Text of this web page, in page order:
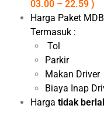
03.00 – 22.59 )
Harga Paket
Termasuk :
Tol
Parkir
Makan Driver
Biaya Inap
Hargatidak